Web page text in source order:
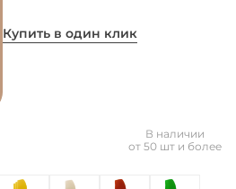
Купить в один клик
В наличии
от 50 шт и более